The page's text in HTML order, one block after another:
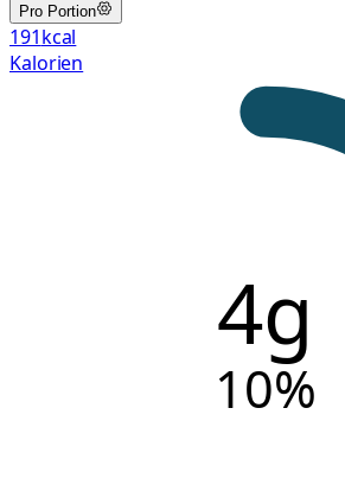
Pro Portion
191kcal
Kalorien
4g
10%